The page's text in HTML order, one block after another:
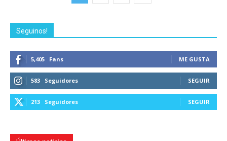
Seguinos!
5,405 Fans ME GUSTA
583 Seguidores SEGUIR
213 Seguidores SEGUIR